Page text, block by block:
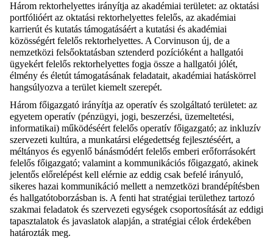
Három rektorhelyettes irányítja az akadémiai területet: az oktatási
portfólióért az oktatási rektorhelyettes felelős, az akadémiai
karrierút és kutatás támogatásáért a kutatási és akadémiai
közösségért felelős rektorhelyettes. A Corvinuson új, de a
nemzetközi felsőoktatásban sztenderd pozícióként a hallgatói
ügyekért felelős rektorhelyettes fogja össze a hallgatói jólét,
élmény és életút támogatásának feladatait, akadémiai hatáskörrel
hangsúlyozva a terület kiemelt szerepét.
Három főigazgató irányítja az operatív és szolgáltató területet: az
egyetem operatív (pénzügyi, jogi, beszerzési, üzemeltetési,
informatikai) működéséért felelős operatív főigazgató; az inkluzív
szervezeti kultúra, a munkatársi elégedettség fejlesztéséért, a
méltányos és egyenlő bánásmódért felelős emberi erőforrásokért
felelős főigazgató; valamint a kommunikációs főigazgató, akinek
jelentős előrelépést kell elérnie az eddig csak befelé irányuló,
sikeres hazai kommunikáció mellett a nemzetközi brandépítésben
és hallgatótoborzásban is. A fenti hat stratégiai területhez tartozó
szakmai feladatok és szervezeti egységek csoportosítását az eddigi
tapasztalatok és javaslatok alapján, a stratégiai célok érdekében
határozták meg.